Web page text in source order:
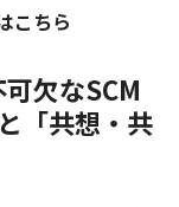
こちら
欠なSCM
「共想・共